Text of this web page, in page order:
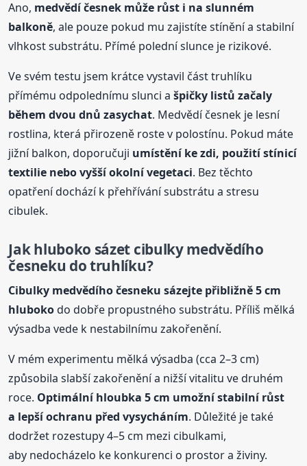
Ano, medvědí česnek může růst i na slunném
balkoně, ale pouze pokud mu zajistíte stínění a stabilní
vlhkost substrátu. Přímé polední slunce je rizikové.
Ve svém testu jsem krátce vystavil část truhlíku
přímému odpolednímu slunci ašpičky listů začaly
během dvou dnů zasychat. Medvědí česnek je lesní
rostlina, která přirozeně roste v polostínu. Pokud máte
jižní balkon, doporučuji umístění ke zdi, použití stínicí
textilie nebo vyšší okolní vegetaci. Bez těchto
opatření dochází k přehřívání substrátu a stresu
cibulek.
Jak hluboko sázet cibulky medvědího
česneku do truhlíku?
Cibulky medvědího česneku sázejte přibližně 5 cm
hlubokodo dobře propustného substrátu. Příliš mělká
výsadba vede k nestabilnímu zakořenění.
V mém experimentu mělká výsadba (cca 2–3 cm)
způsobila slabší zakořenění a nižší vitalitu ve druhém
roce. Optimální hloubka 5 cm umožní stabilní růst
a lepší ochranu před vysycháním. Důležité je také
dodržet rozestupy 4–5 cm mezi cibulkami,
aby nedocházelo ke konkurenci o prostor a živiny.